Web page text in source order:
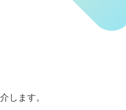
します。